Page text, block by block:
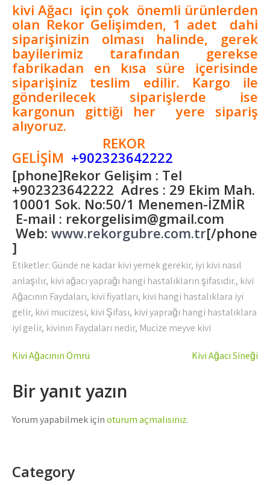
kivi Ağacı için çok önemli ürünlerden
olan Rekor Gelişimden, 1 adet dahi
siparişinizin olması halinde, gerek
bayilerimiz tarafından gerekse
fabrikadan en kısa süre içerisinde
siparişiniz teslim edilir. Kargo ile
gönderilecek siparişlerde ise
kargonun gittiği her yere sipariş
alıyoruz.
REKOR
GELİŞİM +902323642222
[phone]Rekor Gelişim : Tel
+902323642222 Adres : 29 Ekim Mah.
10001 Sok. No:50/1 Menemen-İZMİR
E-mail : rekorgelisim@gmail.com
Web: www.rekorgubre.com.tr[/phone
]
Etiketler: Günde ne kadar kivi yemek gerekir, iyi kivi nasıl
anlaşılır, kivi ağacı yaprağı hangi hastalıkların şifasıdır., kivi
Ağacının Faydaları, kivi fiyatları, kivi hangi hastalıklara iyi
gelir, kivi mucizesi, kivi Şifası, kivi yaprağı hangi hastalıklara
iyi gelir, kivinın Faydaları nedir, Mucize meyve kivi
Yazı
Kivi Ağacının Ömrü Kivi Ağacı Sineği
Bir yanıt yazın
Yorum yapabilmek içinoturum açmalısınız.
Category